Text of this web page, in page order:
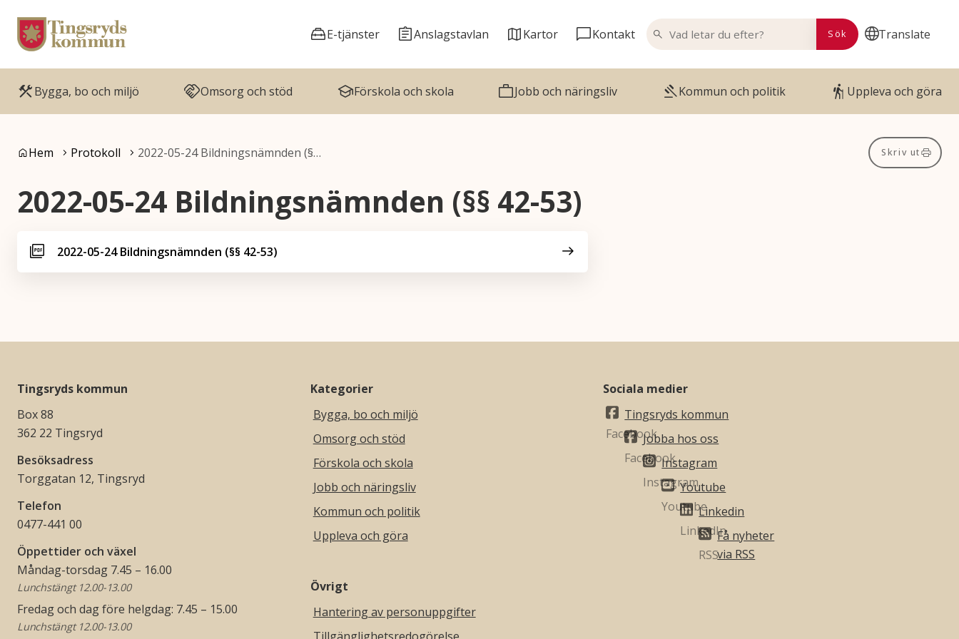
Gå till innehåll
Gå till huvudmeny
Translate
E-tjänster Anslagstavlan Kartor Kontakt
VAD LETAR DU EFTER?
Sök
Bygga, bo och miljö Omsorg och stöd Förskola och skola Jobb och näringsliv Kommun och politik Uppleva och göra
Du är här:
Hem Protokoll 2022-05-24 Bildningsnämnden (§… Skriv ut
2022-05-24 Bildningsnämnden (§§ 42-53)
2022-05-24 Bildningsnämnden (§§ 42-53)
Tingsryds kommun
Box 88
362 22 Tingsryd
Besöksadress
Torggatan 12, Tingsryd
Telefon
0477-441 00
Öppettider och växel
Måndag-torsdag 7.45 – 16.00
Lunchstängt 12.00-13.00
Fredag och dag före helgdag: 7.45 – 15.00
Lunchstängt 12.00-13.00
Kategorier
Bygga, bo och miljö
Omsorg och stöd
Förskola och skola
Jobb och näringsliv
Kommun och politik
Uppleva och göra
Övrigt
Hantering av personuppgifter
Sociala medier
Tingsryds kommun
Jobba hos oss
Instagram
Youtube
Linkedin
Få nyheter
via RSS